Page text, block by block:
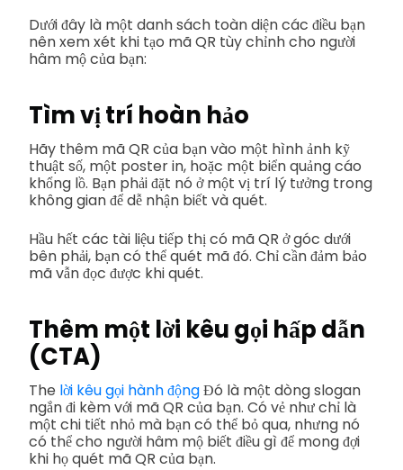
Dưới đây là một danh sách toàn diện các điều bạn
nên xem xét khi tạo mã QR tùy chỉnh cho người
hâm mộ của bạn:
Tìm vị trí hoàn hảo
Hãy thêm mã QR của bạn vào một hình ảnh kỹ
thuật số, một poster in, hoặc một biển quảng cáo
khổng lồ. Bạn phải đặt nó ở một vị trí lý tưởng trong
không gian để dễ nhận biết và quét.
Hầu hết các tài liệu tiếp thị có mã QR ở góc dưới
bên phải, bạn có thể quét mã đó. Chỉ cần đảm bảo
mã vẫn đọc được khi quét.
Thêm một lời kêu gọi hấp dẫn
(CTA)
The lời kêu gọi hành độngĐó là một dòng slogan
ngắn đi kèm với mã QR của bạn. Có vẻ như chỉ là
một chi tiết nhỏ mà bạn có thể bỏ qua, nhưng nó
có thể cho người hâm mộ biết điều gì để mong đợi
khi họ quét mã QR của bạn.